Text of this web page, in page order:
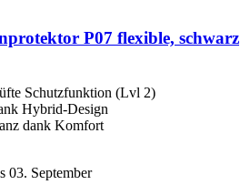
P07 flexible, schwarz
Schutzfunktion (Lvl 2)
Hybrid-Design
dank Komfort
03. September